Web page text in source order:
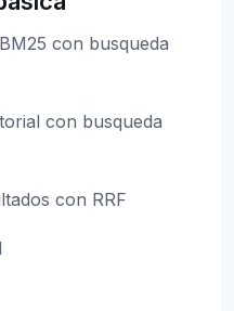
con busqueda
con busqueda
con RRF